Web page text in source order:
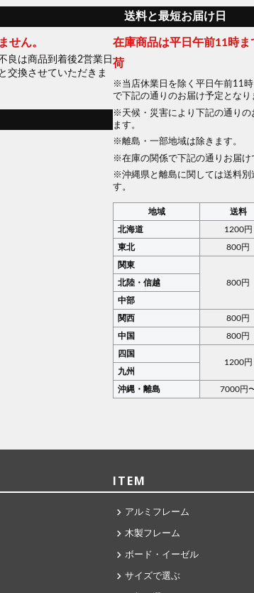
せん。
良は商品到着後2営業日
交換させていただきま
送料と最短お届け日
在庫商品は平日午前11時
荷
当店休業日を除く平日午前11
で下記の通りのお届け予定となり
天候・災害により下記の通り
ます。
離島・一部地域は除きます。
在庫の関係で下記の通りお届け
沖縄県と離島に関しては送料
す。
地域 送料
北海道 1200円
東北 800円
関東
800円
北陸・信越
中部
関西 800円
中国 800円
四国
1200円
九州
沖縄・離島 7000円
ITEM
アルミフレーム
木製フレーム
ボード・イーゼル
サイズで選ぶ